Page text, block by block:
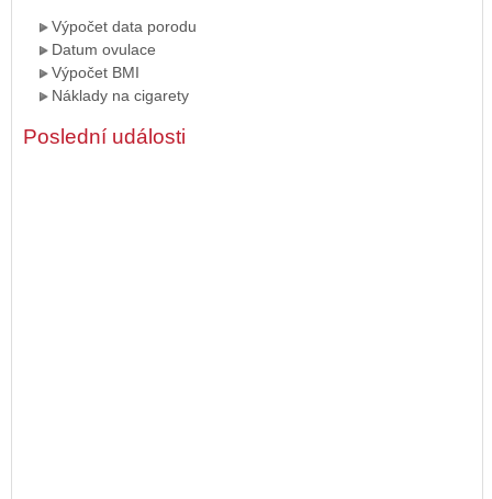
Výpočet data porodu
Datum ovulace
Výpočet BMI
Náklady na cigarety
Poslední události